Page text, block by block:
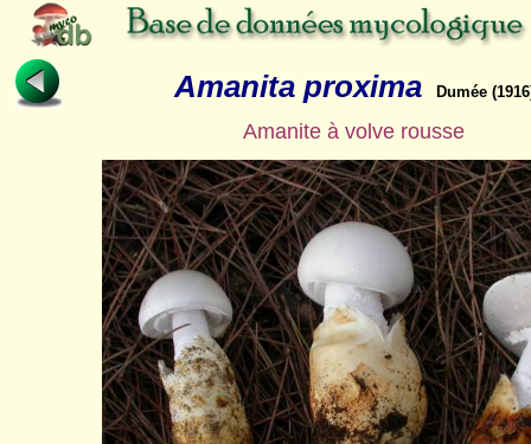
Amanita proxima Dumée
Amanite à volve rousse